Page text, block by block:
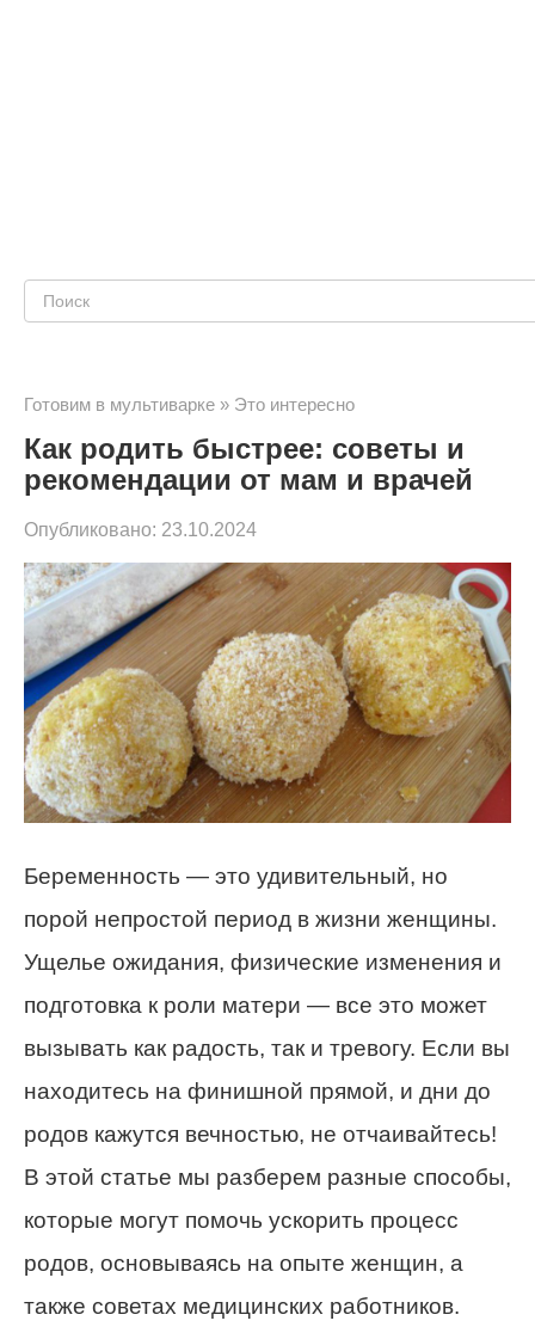
Поиск:
Готовим в мультиварке » Это интересно
Как родить быстрее: советы и
рекомендации от мам и врачей
Опубликовано: 23.10.2024
Беременность — это удивительный, но
порой непростой период в жизни женщины.
Ущелье ожидания, физические изменения и
подготовка к роли матери — все это может
вызывать как радость, так и тревогу. Если вы
находитесь на финишной прямой, и дни до
родов кажутся вечностью, не отчаивайтесь!
В этой статье мы разберем разные способы,
которые могут помочь ускорить процесс
родов, основываясь на опыте женщин, а
также советах медицинских работников.